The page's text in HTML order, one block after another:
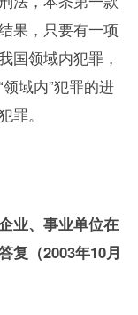
果，只要有一项
国领域内犯罪，
域内”犯罪的进
。
业、事业单位在
复（2003年10月